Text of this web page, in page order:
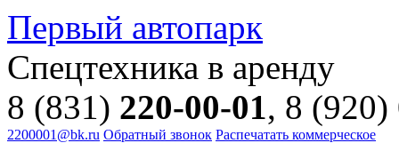
Первый автопарк
Спецтехника в аренду
8 (831) 220-00-01, 8 (920)
2200001@bk.ru Обратный звонок Распечатать коммерческое